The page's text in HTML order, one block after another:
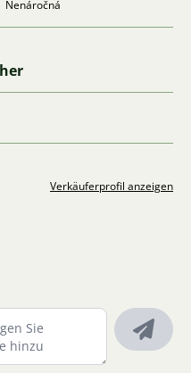
Nenáročná
Verkäuferprofil anzeigen